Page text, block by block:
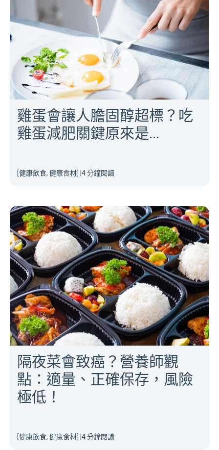
雞蛋會讓人膽固醇超標？吃
雞蛋減肥關鍵原來是...
[健康飲食, 健康食材] 4 分鐘閱讀
隔夜菜會致癌？營養師觀
點：適量、正確保存，風險
極低！
[健康飲食, 健康食材] 4 分鐘閱讀